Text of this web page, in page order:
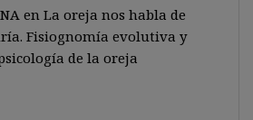
enLa oreja nos habla de
Fisiognomía evolutiva y
de la oreja